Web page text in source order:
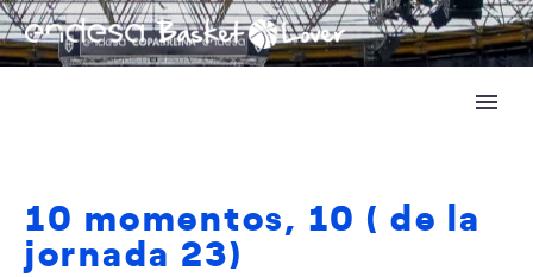
10 momentos, 10 ( de la
jornada 23)